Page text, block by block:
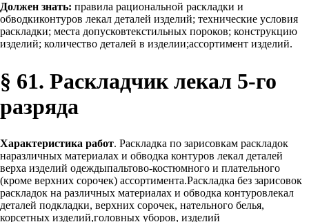
Должен знать: правила рациональной раскладки и
обводкиконтуров лекал деталей изделий; технические условия
раскладки; места допусковтекстильных пороков; конструкцию
изделий; количество деталей в изделии;ассортимент изделий.
§ 61. Раскладчик лекал 5-го
разряда
Характеристика работ. Раскладка по зарисовкам раскладок
наразличных материалах и обводка контуров лекал деталей
верха изделий одеждыпальтово-костюмного и плательного
(кроме верхних сорочек) ассортимента.Раскладка без зарисовок
раскладок на различных материалах и обводка контуровлекал
деталей подкладки, верхних сорочек, нательного белья,
корсетных изделий,головных уборов, изделий